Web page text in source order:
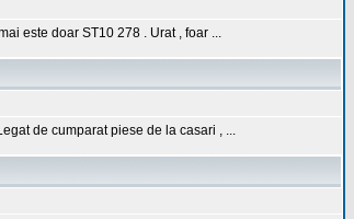
este doar ST10 278 . Urat , foar ...
de cumparat piese de la casari , ...